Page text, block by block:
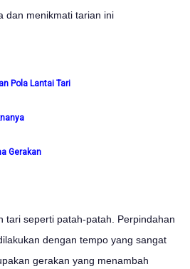
dan menikmati tarian ini
Pola Lantai Tari
Gerakan
tari seperti patah-patah. Perpindahan
dengan tempo yang sangat
gerakan yang menambah